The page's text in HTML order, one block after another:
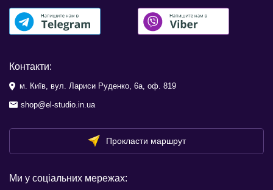
Контакти:
м. Київ, вул. Лариси Руденко, 6а, оф. 819
shop@el-studio.in.ua
Прокласти маршрут
Ми у соціальних мережах: